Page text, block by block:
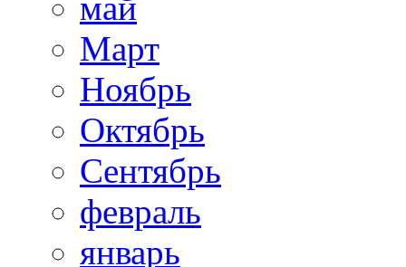
май
Март
Ноябрь
Октябрь
Сентябрь
февраль
январь